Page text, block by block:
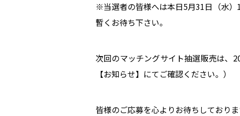
※当選者の皆様へは本日5月31日（水
暫くお待ち下さい。
次回のマッチングサイト抽選販売は、
【お知らせ】にてご確認ください。）
皆様のご応募を心よりお待ちしておりま